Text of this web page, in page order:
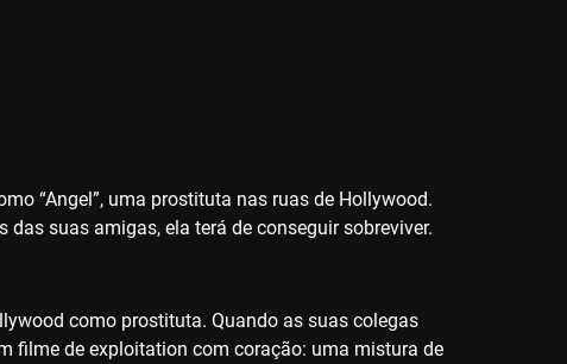
“Angel”, uma prostituta nas ruas de Hollywood.
suas amigas, ela terá de conseguir sobreviver.
como prostituta. Quando as suas colegas
filme de exploitation com coração: uma mistura de